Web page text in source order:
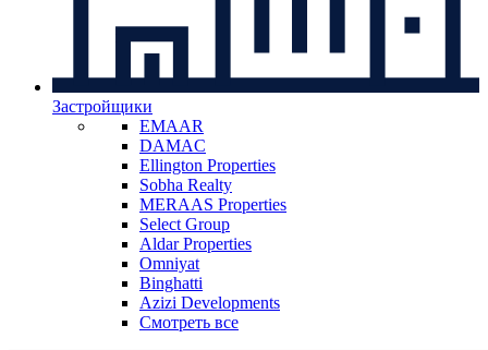
Застройщики
EMAAR
DAMAC
Ellington Properties
Sobha Realty
MERAAS Properties
Select Group
Aldar Properties
Omniyat
Binghatti
Azizi Developments
Смотреть все